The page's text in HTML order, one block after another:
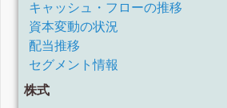
キャッシュ・フローの推移
資本変動の状況
配当推移
セグメント情報
株式